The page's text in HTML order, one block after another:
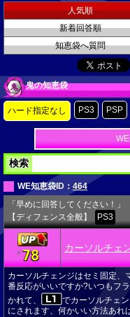
人気順
新着回答順
知恵袋へ質問
鬼の知恵袋
ハード指定なし PS3 PSP
検索
WE知恵袋ID： 464
「早めに回答してください！」
【ディフェンス全般】
PS3
★78 カーソルチェ
カーソルチェンジはセミ固定、
番反応がいいですか?いつもフ
かれて、
でカーソルチェ
にされます、何かいい方法あれ